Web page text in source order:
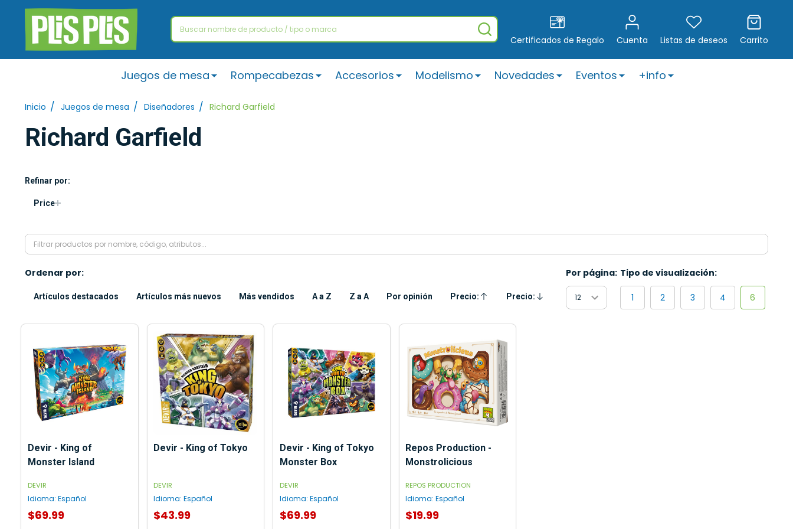
Buscar
Certificados de Regalo Cuenta Listas de deseos Carrito
Juegos de mesa Rompecabezas Accesorios Modelismo Novedades Eventos +info
Inicio / Juegos de mesa / Diseñadores / Richard Garfield
Richard Garfield
Filtrar
Refinar por:
Price
Ordenar por:
Artículos destacados Artículos más nuevos Más vendidos A a Z Z a A Por opinión Precio:
Ascendente
Precio:
Descendente
Por página: Tipo de visualización:
1 2 3 4 6
Devir - King of
Monster Island
DEVIR
Idioma: Español
$69.99
Devir - King of Tokyo
DEVIR
Idioma: Español
$43.99
Devir - King of Tokyo
Monster Box
DEVIR
Idioma: Español
$69.99
Repos Production -
Monstrolicious
REPOS PRODUCTION
Idioma: Español
$19.99